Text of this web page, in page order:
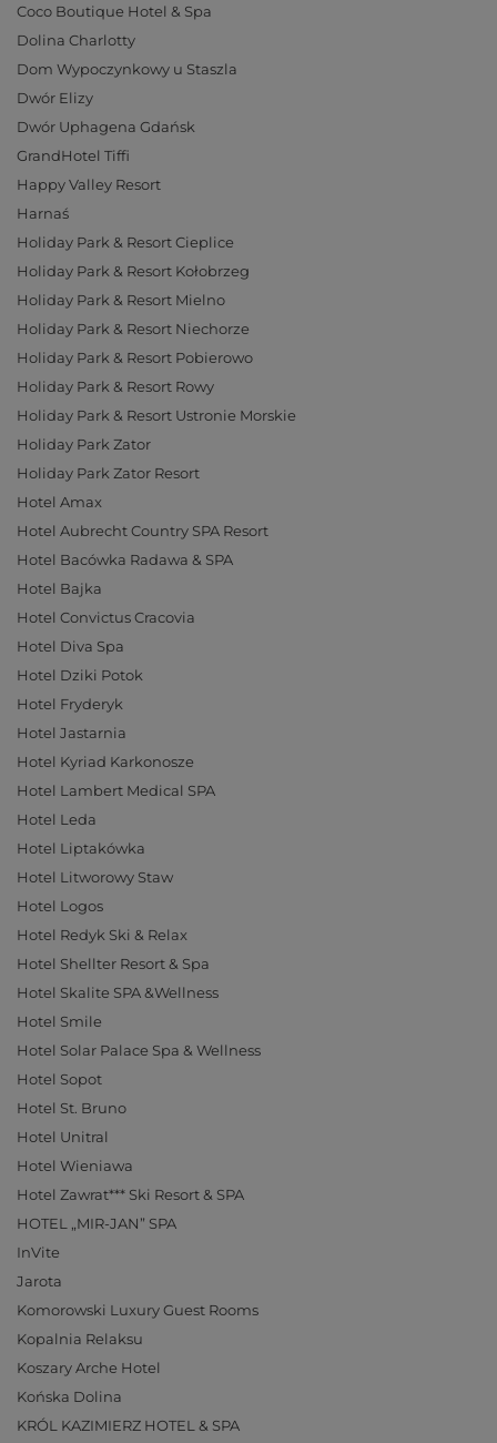
Coco Boutique Hotel & Spa
Dolina Charlotty
Dom Wypoczynkowy u Staszla
Dwór Elizy
Dwór Uphagena Gdańsk
GrandHotel Tiffi
Happy Valley Resort
Harnaś
Holiday Park & Resort Cieplice
Holiday Park & Resort Kołobrzeg
Holiday Park & Resort Mielno
Holiday Park & Resort Niechorze
Holiday Park & Resort Pobierowo
Holiday Park & Resort Rowy
Holiday Park & Resort Ustronie Morskie
Holiday Park Zator
Holiday Park Zator Resort
Hotel Amax
Hotel Aubrecht Country SPA Resort
Hotel Bacówka Radawa & SPA
Hotel Bajka
Hotel Convictus Cracovia
Hotel Diva Spa
Hotel Dziki Potok
Hotel Fryderyk
Hotel Jastarnia
Hotel Kyriad Karkonosze
Hotel Lambert Medical SPA
Hotel Leda
Hotel Liptakówka
Hotel Litworowy Staw
Hotel Logos
Hotel Redyk Ski & Relax
Hotel Shellter Resort & Spa
Hotel Skalite SPA &Wellness
Hotel Smile
Hotel Solar Palace Spa & Wellness
Hotel Sopot
Hotel St. Bruno
Hotel Unitral
Hotel Wieniawa
Hotel Zawrat*** Ski Resort & SPA
HOTEL „MIR-JAN” SPA
InVite
Jarota
Komorowski Luxury Guest Rooms
Kopalnia Relaksu
Koszary Arche Hotel
Końska Dolina
KRÓL KAZIMIERZ HOTEL & SPA